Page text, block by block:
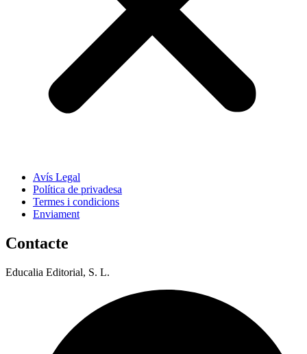
Avís Legal
Política de privadesa
Termes i condicions
Enviament
Contacte
Educalia Editorial, S. L.